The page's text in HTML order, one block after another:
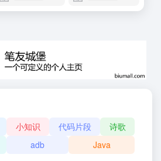
小知识 代码片段
诗歌
adb Java